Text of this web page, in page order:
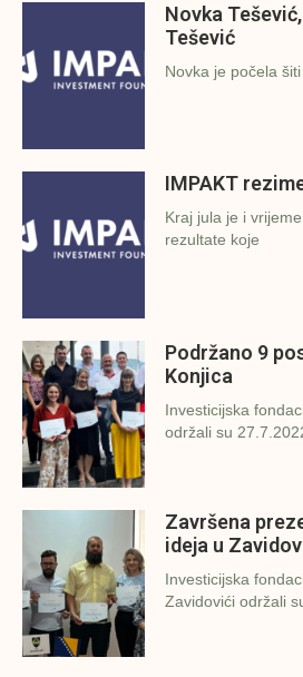
Novka
Tešević
Novka je počela
IMPAKT
Kraj jula je i
rezultate koje
Podržano 9
Konjica
Investicijska
održali su
Završena
ideja u
Investicijska
Zavidovići održali